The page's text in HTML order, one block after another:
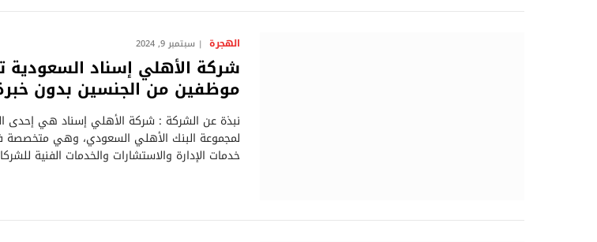
الهجرة سبتمبر 9, 2024
شركة الأهلي إسناد السعودية
موظفين من الجنسين بدون
نبذة عن الشركة : شركة الأهلي إسناد هي إحدى
لمجموعة البنك الأهلي السعودي، وهي
خدمات الإدارة والاستشارات والخدمات الفنية